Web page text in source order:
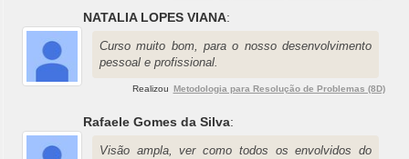
NATALIA LOPES VIANA:
Curso muito bom, para o nosso desenvolvimento
pessoal e profissional.
Realizou Metodologia para Resolução de Problemas (8D)
Rafaele Gomes da Silva:
Visão ampla, ver como todos os envolvidos do